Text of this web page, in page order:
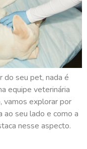
do seu pet, nada é
equipe veterinária
vamos explorar por
ao seu lado e como a
nesse aspecto.